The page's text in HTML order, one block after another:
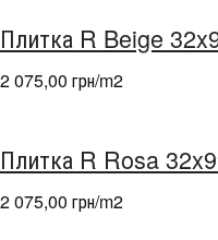
Плитка R Beige
2 075,00 грн/m2
Плитка R Rosa
2 075,00 грн/m2